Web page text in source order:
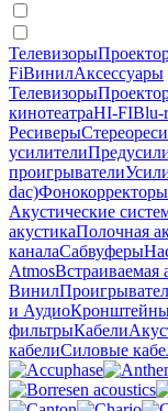
Телевизоры
FiВинилАксессуары
Телевизоры
кинотеатраHI-FIBlu-
Ресиверы
усилители
проигрыватели
dac)Фонокорректоры
Акустические
акустикаПолочная
каналаСабвуферы
AtmosВстраиваемая
Винил
и Аудио
фильтрыКабели
кабелиСиловые